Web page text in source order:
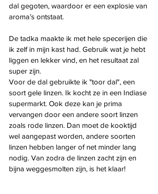
dal gegoten, waardoor er een explosie van
aroma’s ontstaat.
De tadka maakte ik met hele specerijen die
ik zelf in mijn kast had. Gebruik wat je hebt
liggen en lekker vind, en het resultaat zal
super zijn.
Voor de dal gebruikte ik "toor dal", een
soort gele linzen. Ik kocht ze in een Indiase
supermarkt. Ook deze kan je prima
vervangen door een andere soort linzen
zoals rode linzen. Dan moet de kooktijd
wel aangepast worden, andere soorten
linzen hebben langer of net minder lang
nodig. Van zodra de linzen zacht zijn en
bijna weggesmolten zijn, is het klaar!